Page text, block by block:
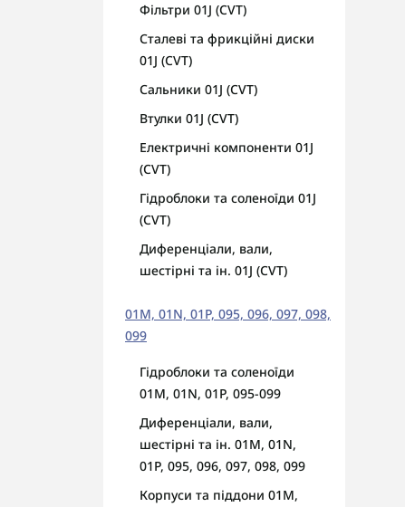
Фільтри 01J (CVT)
Сталеві та фрикційні диски
01J (CVT)
Сальники 01J (CVT)
Втулки 01J (CVT)
Електричні компоненти 01J
(CVT)
Гідроблоки та соленоїди 01J
(CVT)
Диференціали, вали,
шестірні та ін. 01J (CVT)
01M, 01N, 01P, 095, 096, 097, 098,
099
Гідроблоки та соленоїди
01M, 01N, 01P, 095-099
Диференціали, вали,
шестірні та ін. 01M, 01N,
01P, 095, 096, 097, 098, 099
Корпуси та піддони 01M,